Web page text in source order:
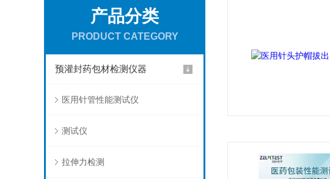
产品分类
PRODUCT CATEGORY
预灌封药包材检测仪器
医用针管性能测试仪
测试仪
拉伸力检测